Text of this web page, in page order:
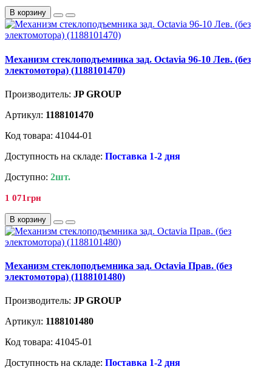
В корзину
Механизм стеклоподъемника зад. Octavia 96-10 Лев. (без
электомотора) (1188101470)
Производитель: JP GROUP
Артикул: 1188101470
Код товара: 41044-01
Доступность на складе: Поставка 1-2 дня
Доступно: 2шт.
1 071грн
В корзину
Механизм стеклоподъемника зад. Octavia Прав. (без
электомотора) (1188101480)
Производитель: JP GROUP
Артикул: 1188101480
Код товара: 41045-01
Доступность на складе: Поставка 1-2 дня